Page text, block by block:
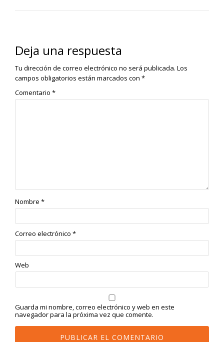
Deja una respuesta
Tu dirección de correo electrónico no será publicada. Los
campos obligatorios están marcados con *
Comentario *
Nombre *
Correo electrónico *
Web
Guarda mi nombre, correo electrónico y web en este
navegador para la próxima vez que comente.